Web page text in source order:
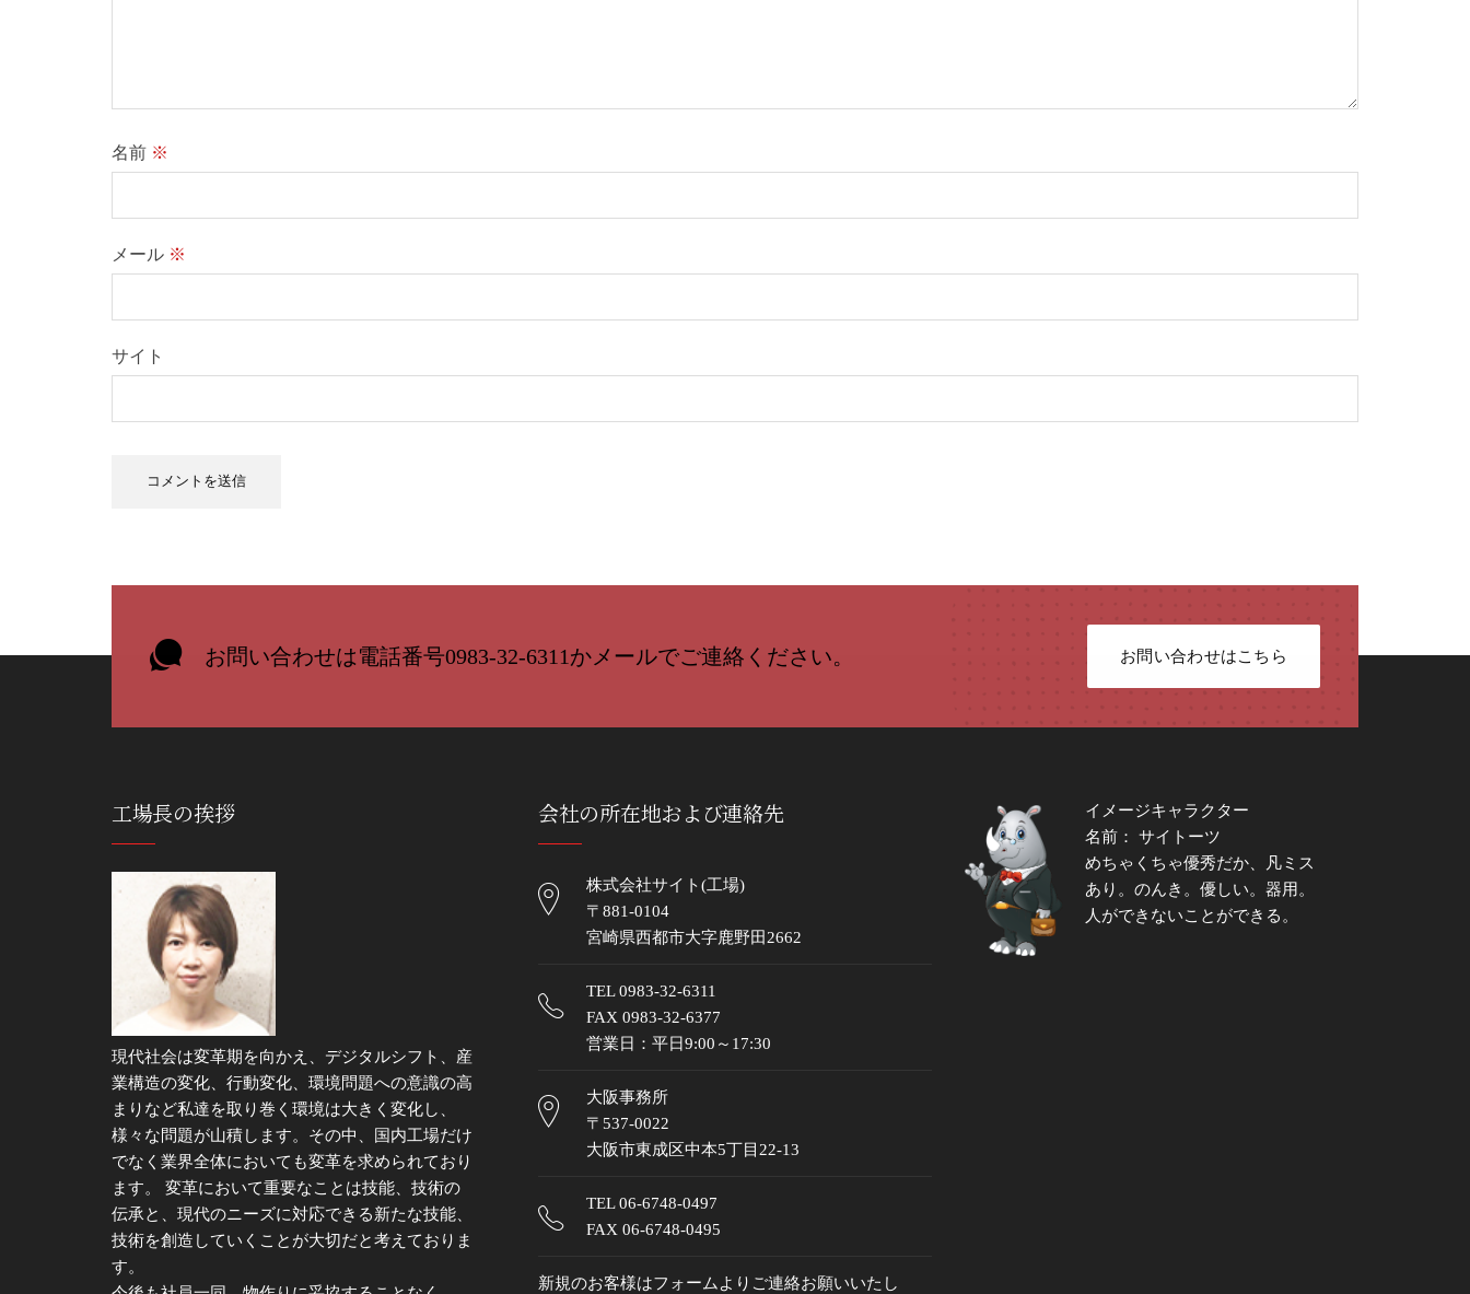
名前 ※
メール ※
サイト
お問い合わせは電話番号0983-32-6311かメールでご連絡ください。 お問い合わせはこちら
工場長の挨拶
現代社会は変革期を向かえ、デジタルシフト、産
業構造の変化、行動変化、環境問題への意識の高
まりなど私達を取り巻く環境は大きく変化し、
様々な問題が山積します。その中、国内工場だけ
でなく業界全体においても変革を求められており
ます。 変革において重要なことは技能、技術の
伝承と、現代のニーズに対応できる新たな技能、
技術を創造していくことが大切だと考えておりま
す。
会社の所在地および連絡先
株式会社サイト(工場)
〒881-0104
宮崎県西都市大字鹿野田2662
TEL0983-32-6311
FAX 0983-32-6377
営業日：平日9:00～17:30
大阪事務所
〒537-0022
大阪市東成区中本5丁目22-13
TEL06-6748-0497
FAX 06-6748-0495
新規のお客様はフォームよりご連絡お願いいたし
イメージキャラクター
名前： サイトーツ
めちゃくちゃ優秀だか、凡ミス
あり。のんき。優しい。器用。
人ができないことができる。